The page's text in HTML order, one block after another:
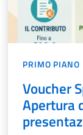
PRIMO PIANO
Voucher
Apertura